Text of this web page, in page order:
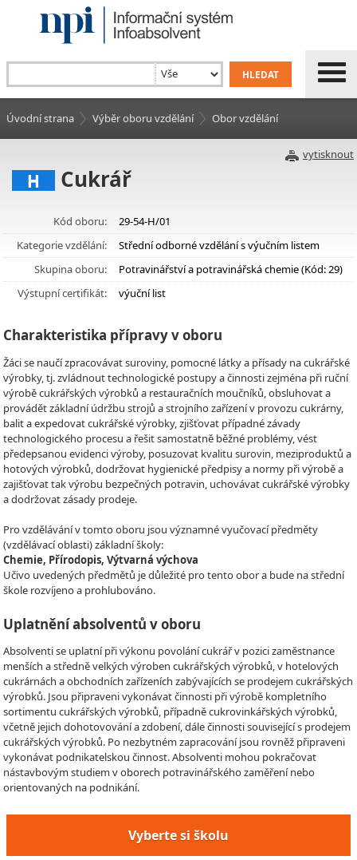
Úvodní strana Výběr oboru vzdělání Obor vzdělání
vytisknout
H Cukrář
Kód oboru:
29-54-H/01
Kategorie vzdělání:
Střední odborné vzdělání s výučním listem
Skupina oboru:
Potravinářství a potravinářská chemie (Kód: 29)
Výstupní certifikát:
výuční list
Charakteristika přípravy v oboru
Žáci se naučí zpracovávat suroviny, pomocné látky a přísady na cukrářské
výrobky, tj. zvládnout technologické postupy a činnosti zejména při ruční
výrobě cukrářských výrobků a restauračních moučníků, obsluhovat a
provádět základní údržbu strojů a strojního zařízení v provozu cukrárny,
balit a expedovat cukrářské výrobky, zjišťovat případné závady
technologického procesu a řešit samostatně běžné problémy, vést
předepsanou evidenci výroby, posuzovat kvalitu surovin, meziproduktů a
hotových výrobků, dodržovat hygienické předpisy a normy při výrobě a
zajišťovat tak výrobu bezpečných potravin, uchovávat cukrářské výrobky
a dodržovat zásady prodeje.
Pro vzdělávání v tomto oboru jsou významné vyučovací předměty
(vzdělávací oblasti) základní školy:
Chemie, Přírodopis, Výtvarná výchova
Učivo uvedených předmětů je důležité pro tento obor a bude na střední
škole rozvíjeno a prohlubováno.
Uplatnění absolventů v oboru
Absolventi se uplatní při výkonu povolání cukrář v pozici zaměstnance
menších a středně velkých výroben cukrářských výrobků, v hotelových
cukrárnách a obchodních zařízeních zabývajících se prodejem cukrářských
výrobků. Jsou připraveni vykonávat činnosti při výrobě kompletního
sortimentu cukrářských výrobků, případně cukrovinkářských výrobků,
včetně jejich dohotovování a zdobení, dále činnosti související s prodejem
cukrářských výrobků. Po nezbytném zapracování jsou rovněž připraveni
vykonávat podnikatelskou činnost. Absolventi mohou pokračovat
nástavbovým studiem v oborech potravinářského zaměření nebo
orientovaných na podnikání.
Vyberte si školu